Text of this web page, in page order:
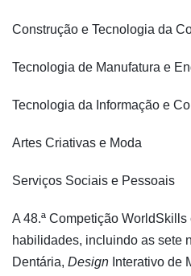
Construção e Tecnologia da
Tecnologia de Manufatura e
Tecnologia da Informação e
Artes Criativas e Moda
Serviços Sociais e Pessoais
A 48.ª Competição WorldSkills
habilidades, incluindo as sete
Dentária, Design Interativo de